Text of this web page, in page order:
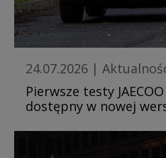
24.07.2026 |
Pierwsze testy
dostępny w nowej